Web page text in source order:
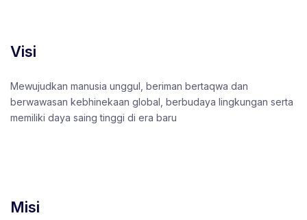
Visi
Mewujudkan manusia unggul, beriman bertaqwa dan
berwawasan kebhinekaan global, berbudaya lingkungan serta
memiliki daya saing tinggi di era baru
Misi